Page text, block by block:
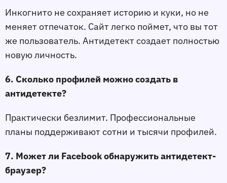
Инкогнито не сохраняет историю и куки, но не
меняет отпечаток. Сайт легко поймет, что вы тот
же пользователь. Антидетект создает полностью
новую личность.
6. Сколько профилей можно создать в
антидетекте?
Практически безлимит. Профессиональные
планы поддерживают сотни и тысячи профилей.
7. Может ли Facebook обнаружить антидетект-
браузер?